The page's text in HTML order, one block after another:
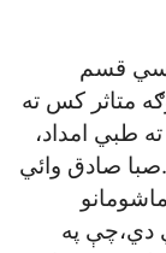
قسم
متاثر کس ته
طبي امداد،
صادق وائي
درج کړي دي،چې په